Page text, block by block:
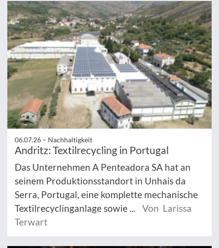
06.07.26 – Nachhaltigkeit
Andritz: Textilrecycling in Portugal
Das Unternehmen A Penteadora SA hat an
seinem Produktionsstandort in Unhais da
Serra, Portugal, eine komplette mechanische
Textilrecyclinganlage sowie ...
Von Larissa
Terwart